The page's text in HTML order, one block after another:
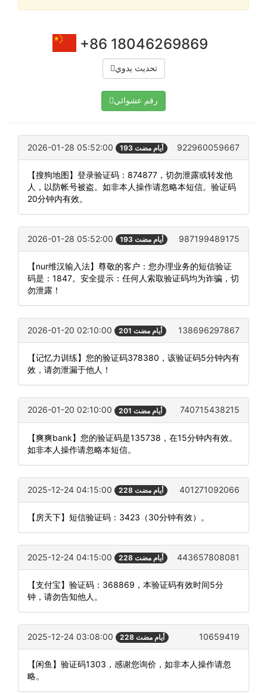
+86 18046269869
تحديث يدوي
رقم عشوائي
2026-01-28 05:52:00 193 أيام مضت 922960059667
【搜狗地图】登录验证码：874877，切勿泄露或转发他
人，以防帐号被盗。如非本人操作请忽略本短信。验证码
20分钟内有效。
2026-01-28 05:52:00 193 أيام مضت 987199489175
【nur维汉输入法】尊敬的客户：您办理业务的短信验证
码是：1847。安全提示：任何人索取验证码均为诈骗，切
勿泄露！
2026-01-20 02:10:00 201 أيام مضت 138696297867
【记忆力训练】您的验证码378380，该验证码5分钟内有
效，请勿泄漏于他人！
2026-01-20 02:10:00 201 أيام مضت 740715438215
【爽爽bank】您的验证码是135738，在15分钟内有效。
如非本人操作请忽略本短信。
2025-12-24 04:15:00 228 أيام مضت 401271092066
【房天下】短信验证码：3423（30分钟有效）。
2025-12-24 04:15:00 228 أيام مضت 443657808081
【支付宝】验证码：368869，本验证码有效时间5分
钟，请勿告知他人。
2025-12-24 03:08:00 228 أيام مضت 10659419
【闲鱼】验证码1303，感谢您询价，如非本人操作请忽
略。